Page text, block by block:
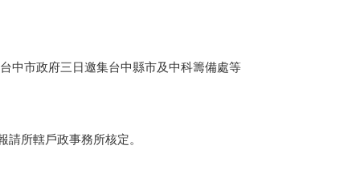
市政府三日邀集台中縣市及中科籌備處等
所轄戶政事務所核定。